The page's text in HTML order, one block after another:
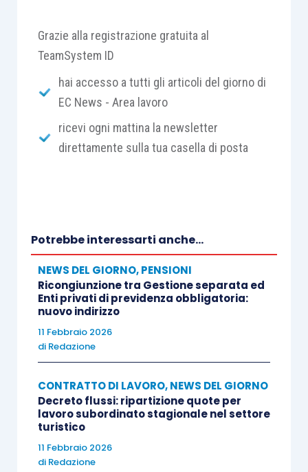
Grazie alla registrazione gratuita al
TeamSystem ID
hai accesso a tutti gli articoli del giorno di
EC News - Area lavoro
ricevi ogni mattina la newsletter
direttamente sulla tua casella di posta
Potrebbe interessarti anche...
NEWS DEL GIORNO,PENSIONI
Ricongiunzione tra Gestione separata ed
Enti privati di previdenza obbligatoria:
nuovo indirizzo
11 Febbraio 2026
di Redazione
CONTRATTO DI LAVORO,NEWS DEL GIORNO
Decreto flussi: ripartizione quote per
lavoro subordinato stagionale nel settore
turistico
11 Febbraio 2026
di Redazione